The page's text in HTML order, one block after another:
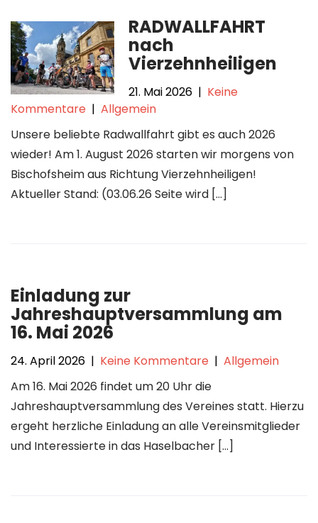
RADWALLFAHRT
nach
Vierzehnheiligen
21. Mai 2026 | Keine
Kommentare | Allgemein
Unsere beliebte Radwallfahrt gibt es auch 2026
wieder! Am 1. August 2026 starten wir morgens von
Bischofsheim aus Richtung Vierzehnheiligen!
Aktueller Stand: (03.06.26 Seite wird […]
Einladung zur
Jahreshauptversammlung am
16. Mai 2026
24. April 2026 | Keine Kommentare | Allgemein
Am 16. Mai 2026 findet um 20 Uhr die
Jahreshauptversammlung des Vereines statt. Hierzu
ergeht herzliche Einladung an alle Vereinsmitglieder
und Interessierte in das Haselbacher […]